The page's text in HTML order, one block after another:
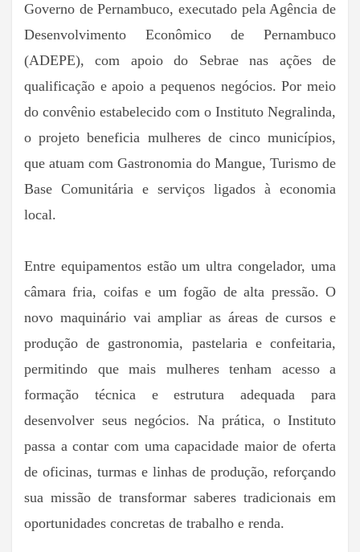
Governo de Pernambuco, executado pela Agência de
Desenvolvimento Econômico de Pernambuco
(ADEPE), com apoio do Sebrae nas ações de
qualificação e apoio a pequenos negócios. Por meio
do convênio estabelecido com o Instituto Negralinda,
o projeto beneficia mulheres de cinco municípios,
que atuam com Gastronomia do Mangue, Turismo de
Base Comunitária e serviços ligados à economia
local.
Entre equipamentos estão um ultra congelador, uma
câmara fria, coifas e um fogão de alta pressão. O
novo maquinário vai ampliar as áreas de cursos e
produção de gastronomia, pastelaria e confeitaria,
permitindo que mais mulheres tenham acesso a
formação técnica e estrutura adequada para
desenvolver seus negócios. Na prática, o Instituto
passa a contar com uma capacidade maior de oferta
de oficinas, turmas e linhas de produção, reforçando
sua missão de transformar saberes tradicionais em
oportunidades concretas de trabalho e renda.